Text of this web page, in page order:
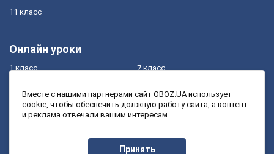
11 класс
Онлайн уроки
1 класс
3 класс
7 класс
9 класс
Вместе с нашими партнерами сайт OBOZ.UA использует
cookie, чтобы обеспечить должную работу сайта, а контент
и реклама отвечали вашим интересам.
Принять